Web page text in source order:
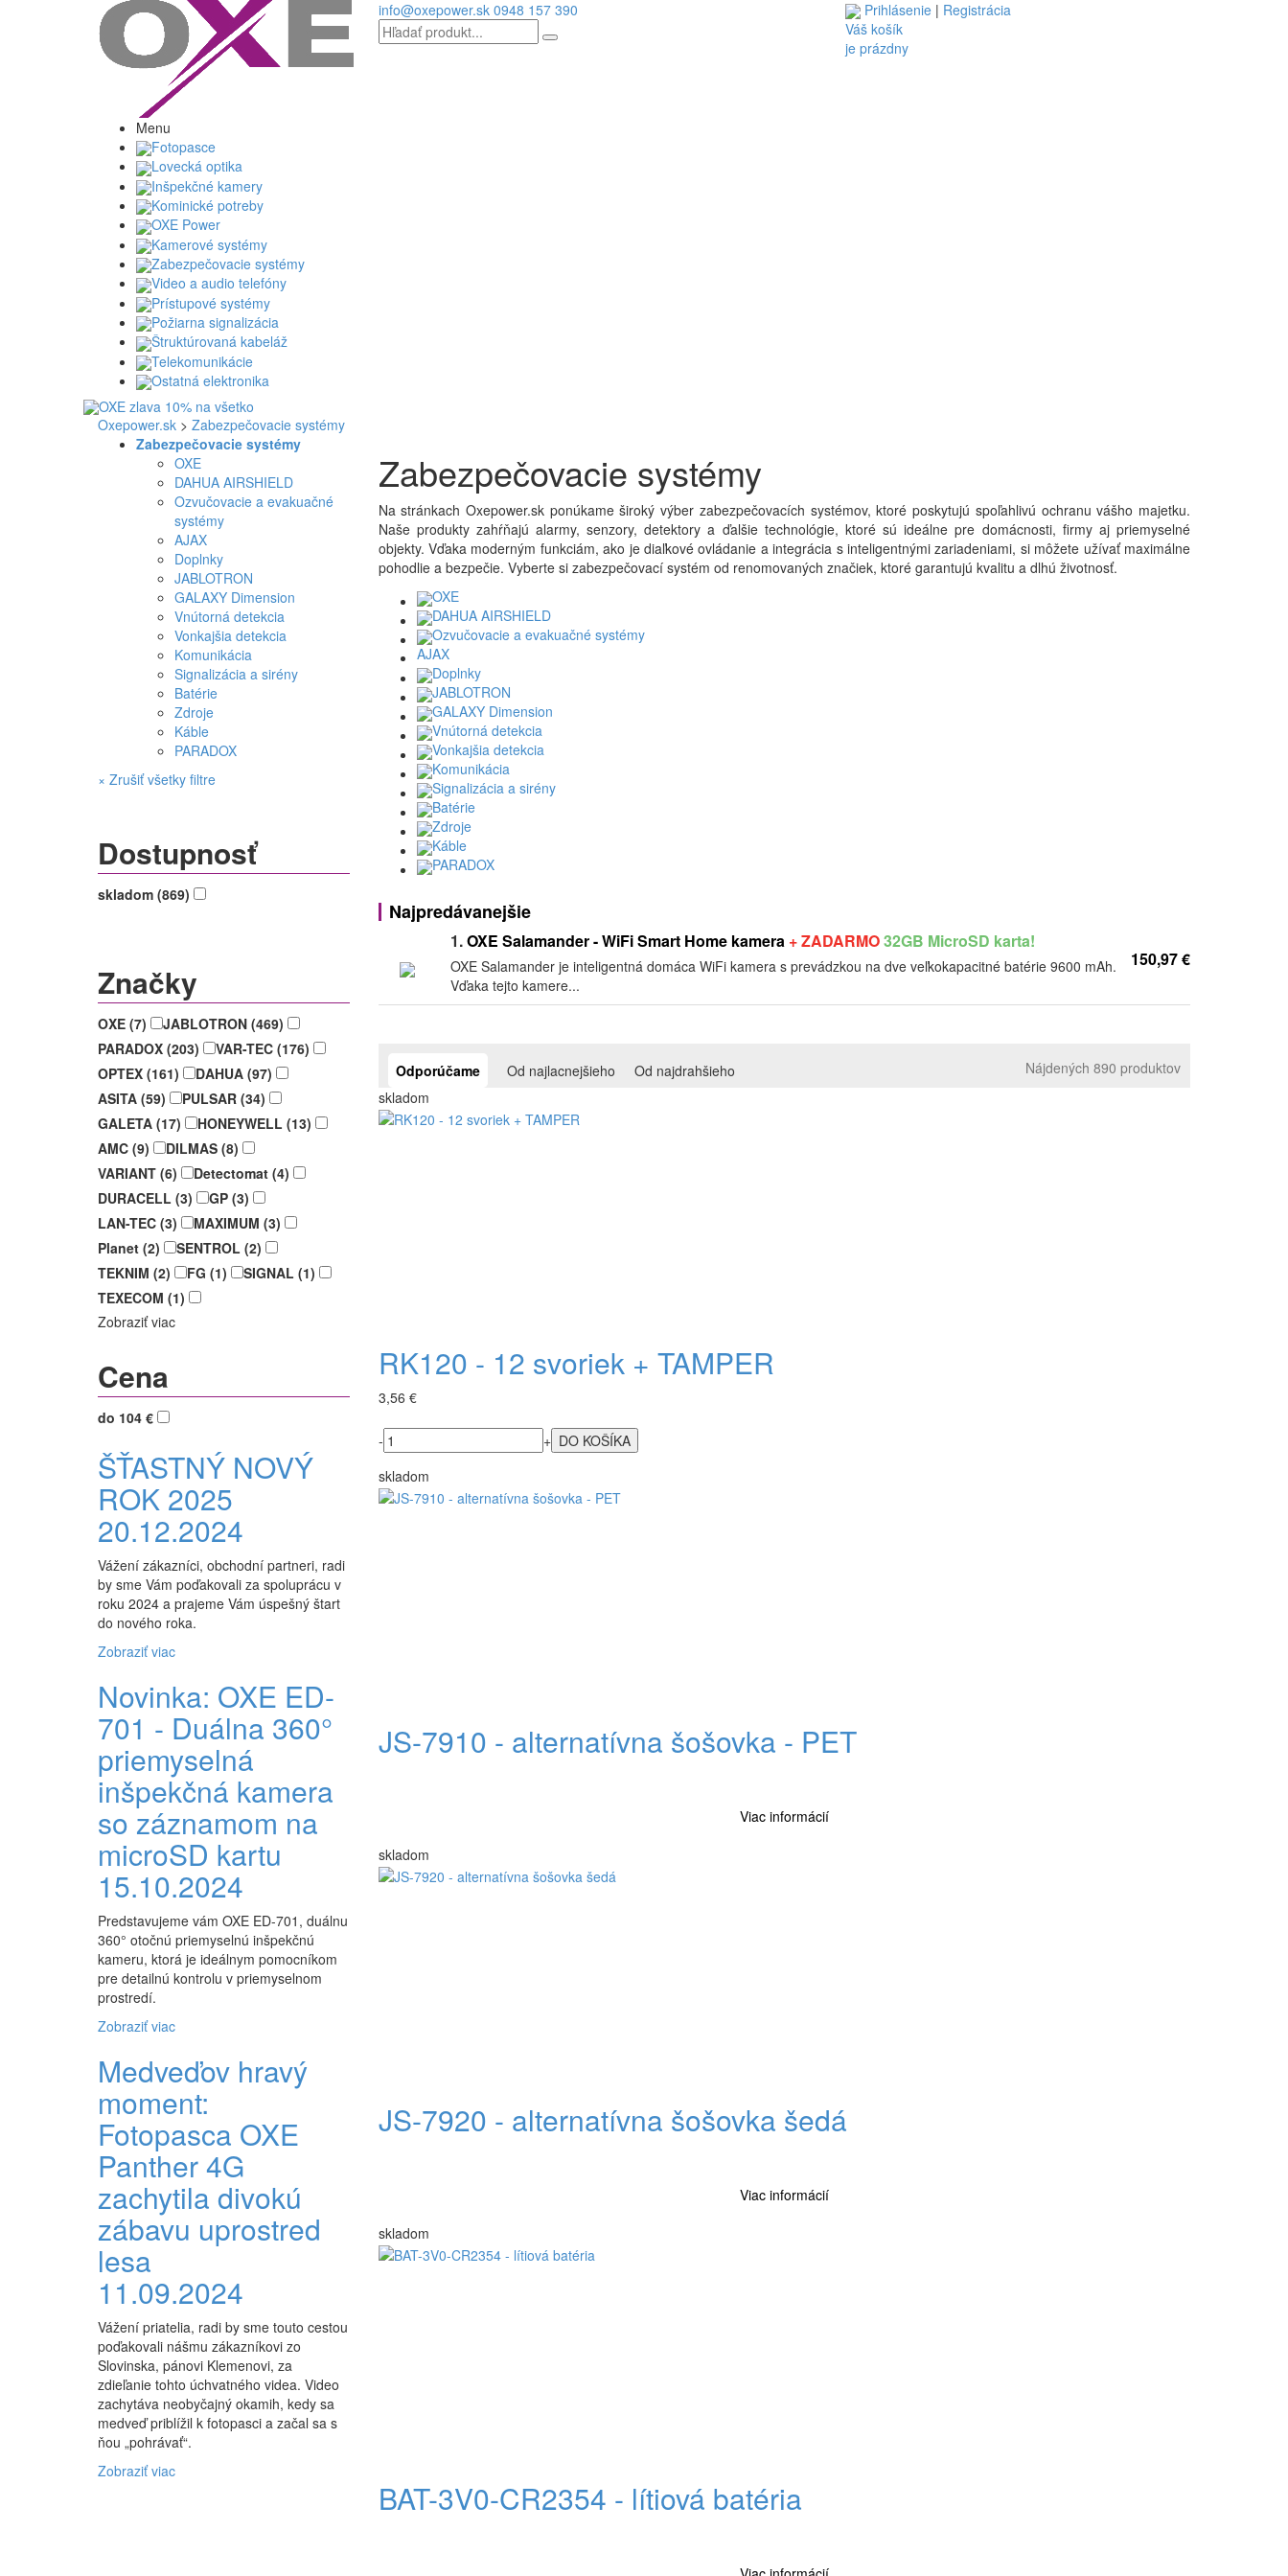
info@oxepower.sk 0948 157 390 Prihlásenie | Registrácia
Váš košík
je prázdny
Menu
Fotopasce
Lovecká optika
Inšpekčné kamery
Kominické potreby
OXE Power
Kamerové systémy
Zabezpečovacie systémy
Video a audio telefóny
Prístupové systémy
Požiarna signalizácia
Štruktúrovaná kabeláž
Telekomunikácie
Ostatná elektronika
Oxepower.sk > Zabezpečovacie systémy
Zabezpečovacie systémy
OXE
DAHUA AIRSHIELD
Ozvučovacie a evakuačné
systémy
AJAX
Doplnky
JABLOTRON
GALAXY Dimension
Vnútorná detekcia
Vonkajšia detekcia
Komunikácia
Signalizácia a sirény
Batérie
Zdroje
Káble
PARADOX
× Zrušiť všetky filtre
Dostupnosť
skladom (869)
Značky
OXE (7)
JABLOTRON (469)
PARADOX (203)
VAR-TEC (176)
OPTEX (161)
DAHUA (97)
ASITA (59)
PULSAR (34)
GALETA (17)
HONEYWELL (13)
AMC (9)
DILMAS (8)
VARIANT (6)
Detectomat (4)
DURACELL (3)
GP (3)
LAN-TEC (3)
MAXIMUM (3)
Planet (2)
SENTROL (2)
TEKNIM (2)
FG (1)
SIGNAL (1)
TEXECOM (1)
Zobraziť viac
Cena
do 104 €
ŠŤASTNÝ NOVÝ
ROK 2025
20.12.2024
Vážení zákazníci, obchodní partneri, radi
by sme Vám poďakovali za spoluprácu v
roku 2024 a prajeme Vám úspešný štart
do nového roka.
Zobraziť viac
Novinka: OXE ED-
701 - Duálna 360°
priemyselná
inšpekčná kamera
so záznamom na
microSD kartu
15.10.2024
Predstavujeme vám OXE ED-701, duálnu
360° otočnú priemyselnú inšpekčnú
kameru, ktorá je ideálnym pomocníkom
pre detailnú kontrolu v priemyselnom
prostredí.
Zobraziť viac
Medveďov hravý
moment:
Fotopasca OXE
Panther 4G
zachytila ​​divokú
zábavu uprostred
lesa
11.09.2024
Vážení priatelia, radi by sme touto cestou
poďakovali nášmu zákazníkovi zo
Slovinska, pánovi Klemenovi, za
zdieľanie tohto úchvatného videa. Video
zachytáva neobyčajný okamih, kedy sa
medveď priblížil k fotopasci a začal sa s
ňou „pohrávať“.
Zobraziť viac
Zabezpečovacie systémy
Na stránkach Oxepower.sk ponúkame široký výber zabezpečovacích systémov, ktoré poskytujú spoľahlivú ochranu vášho majetku.
Naše produkty zahŕňajú alarmy, senzory, detektory a ďalšie technológie, ktoré sú ideálne pre domácnosti, firmy aj priemyselné
objekty. Vďaka moderným funkciám, ako je diaľkové ovládanie a integrácia s inteligentnými zariadeniami, si môžete užívať maximálne
pohodlie a bezpečie. Vyberte si zabezpečovací systém od renomovaných značiek, ktoré garantujú kvalitu a dlhú životnosť.
OXE
DAHUA AIRSHIELD
Ozvučovacie a evakuačné systémy
AJAX
Doplnky
JABLOTRON
GALAXY Dimension
Vnútorná detekcia
Vonkajšia detekcia
Komunikácia
Signalizácia a sirény
Batérie
Zdroje
Káble
PARADOX
Najpredávanejšie
1.OXE Salamander - WiFi Smart Home kamera + ZADARMO32GB MicroSD karta!
OXE Salamander je inteligentná domáca WiFi kamera s prevádzkou na dve veľkokapacitné batérie 9600 mAh.
Vďaka tejto kamere...
150,97 €
Odporúčame Od najlacnejšieho Od najdrahšieho
Nájdených 890 produktov
skladom
RK120 - 12 svoriek + TAMPER
3,56 €
-
+
skladom
JS-7910 - alternatívna šošovka - PET
Viac informácií
skladom
JS-7920 - alternatívna šošovka šedá
Viac informácií
skladom
BAT-3V0-CR2354 - lítiová batéria